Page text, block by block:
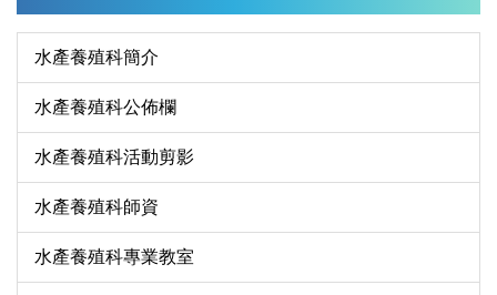
水產養殖科簡介
水產養殖科公佈欄
水產養殖科活動剪影
水產養殖科師資
水產養殖科專業教室